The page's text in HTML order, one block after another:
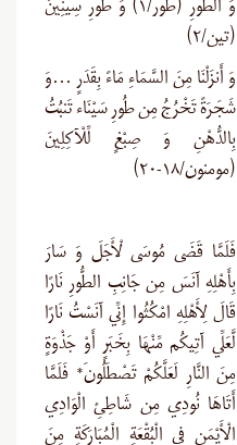
وَ الطُّورِ (طور/۱) وَ طُورِ سِينِينَ
(تین/۲)
وَ أَنزَلْنَا مِنَ السَّمَاءِ مَاءً بِقَدَرٍ …وَ
شَجَرَةً تَخْرُجُ مِن طُورِ سَيْنَاء تَنبُتُ
بِالدُّهْنِ وَ صِبْغٍ لِّلْآكِلِينَ
(مومنون/۱۸-۲۰)
فَلَمَّا قَضَى مُوسَى لْأَجَلَ وَ سَارَ
بِأَهْلِهِ آنَسَ مِن جَانِبِ الطُّورِ نَارًا
قَالَ لِأَهْلِهِ امْكُثُوا إِنِّي آنَسْتُ نَارًا
لَّعَلِّي آتِيكُم مِّنْهَا بِخَبَرٍ أَوْ جَذْوَةٍ
مِنَ النَّارِ لَعَلَّكُمْ تَصْطَلُونَ* فَلَمَّا
أَتَاهَا نُودِي مِن شَاطِئِ الْوَادِي
الْأَيْمَنِ فِي الْبُقْعَةِ الْمُبَارَكَةِ مِنَ